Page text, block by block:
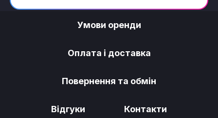
Умови оренди
Оплата і доставка
Повернення та обмін
Відгуки Контакти